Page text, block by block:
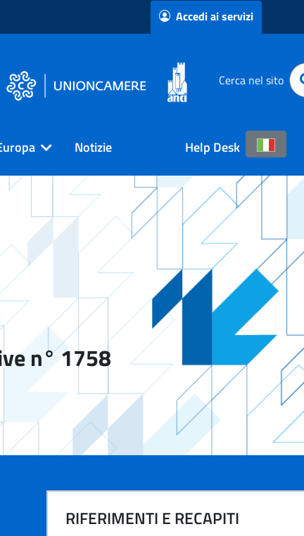
Accedi ai servizi
Cerca nel sito
Notizie Help Desk
n° 1758
RIFERIMENTI E RECAPITI